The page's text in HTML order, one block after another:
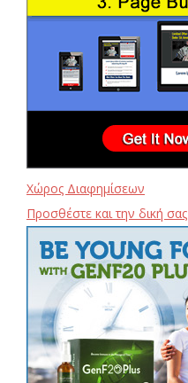
Χώρος Διαφημίσεων
Προσθέστε και την δική σας